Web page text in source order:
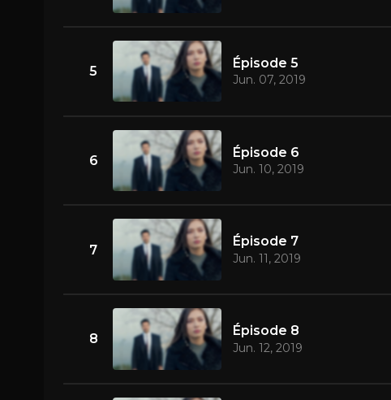
5
Épisode 5
Jun. 07, 2019
6
Épisode 6
Jun. 10, 2019
7
Épisode 7
Jun. 11, 2019
8
Épisode 8
Jun. 12, 2019